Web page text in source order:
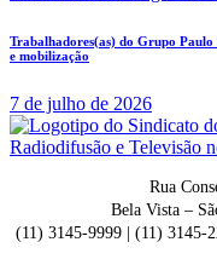
Trabalhadores(as) do Grupo Paulo
e mobilização
7 de julho de 2026
Rua
Bela Vista –
(11) 3145-9999 | (11) 3145-